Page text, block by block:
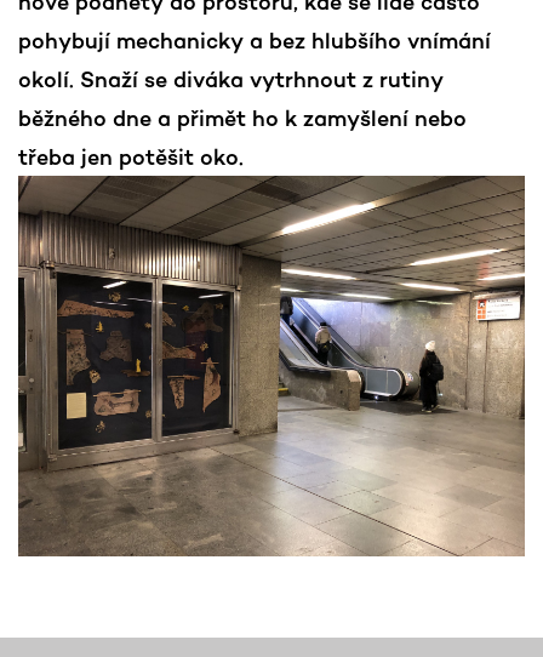
pohybují mechanicky a bez hlubšího vnímání
okolí. Snaží se diváka vytrhnout z rutiny
běžného dne a přimět ho k zamyšlení nebo
třeba jen potěšit oko.